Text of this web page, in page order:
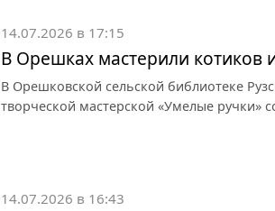
14.07.2026 в 17:15
В Орешках мастерили котиков
В Орешковской сельской библиотеке
творческой мастерской «Умелые ручки»
14.07.2026 в 16:43